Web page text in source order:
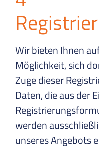
Wir bieten Ihnen
Möglichkeit, sich
Zuge dieser
Daten, die aus der
werden
unseres Angebots